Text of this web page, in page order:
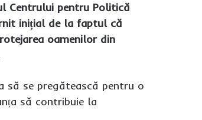
Centrului pentru Politică
inițial de la faptul că
oamenilor din
să se pregătească pentru o
să contribuie la